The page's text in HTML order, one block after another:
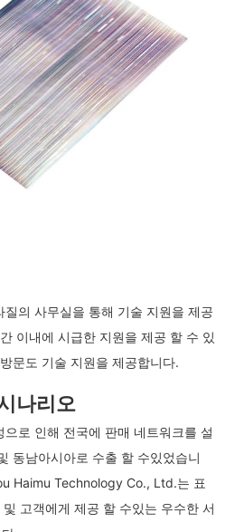
질의 사무실을 통해 기술 지원을 제공
이내에 시급한 지원을 제공 할 수 있
문도 기술 지원을 제공합니다.
나리오
로 인해 전국에 판매 네트워크를 설
동남아시아로 수출 할 수있었습니
Haimu Technology Co., Ltd.는 표
고객에게 제공 할 수있는 우수한 서